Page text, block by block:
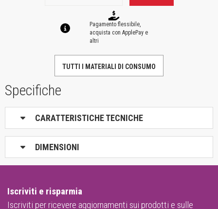
Pagamento flessibile,
acquista con ApplePay e
altri
TUTTI I MATERIALI DI CONSUMO
Specifiche
CARATTERISTICHE TECNICHE
DIMENSIONI
Iscriviti e risparmia
Iscriviti per ricevere aggiornamenti sui prodotti e sulle